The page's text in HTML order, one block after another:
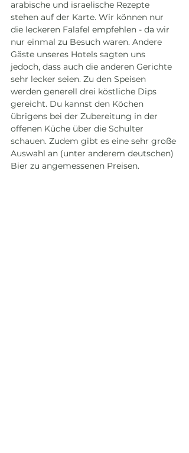
arabische und israelische Rezepte
stehen auf der Karte. Wir können nur
die leckeren Falafel empfehlen - da wir
nur einmal zu Besuch waren. Andere
Gäste unseres Hotels sagten uns
jedoch, dass auch die anderen Gerichte
sehr lecker seien. Zu den Speisen
werden generell drei köstliche Dips
gereicht. Du kannst den Köchen
übrigens bei der Zubereitung in der
offenen Küche über die Schulter
schauen. Zudem gibt es eine sehr große
Auswahl an (unter anderem deutschen)
Bier zu angemessenen Preisen.